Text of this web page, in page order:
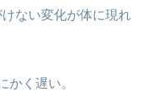
ない変化が体に現れ
かく遅い。